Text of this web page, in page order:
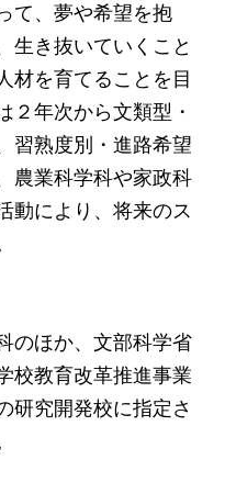
て、夢や希望を抱
生き抜いていくこと
材を育てることを目
２年次から文類型・
習熟度別・進路希望
農業科学科や家政科
動により、将来のス
のほか、文部科学省
校教育改革推進事業
研究開発校に指定さ